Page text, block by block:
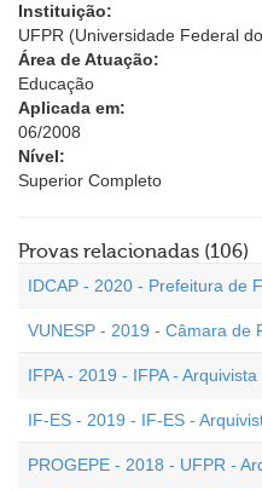
Instituição:
UFPR (Universidade Federal
Área de Atuação:
Educação
Aplicada em:
06/2008
Nível:
Superior Completo
Provas relacionadas (106)
IDCAP - 2020 - Prefeitura de
VUNESP - 2019 - Câmara de
IFPA - 2019 - IFPA - Arquivista
IF-ES - 2019 - IF-ES -
PROGEPE - 2018 - UFPR -